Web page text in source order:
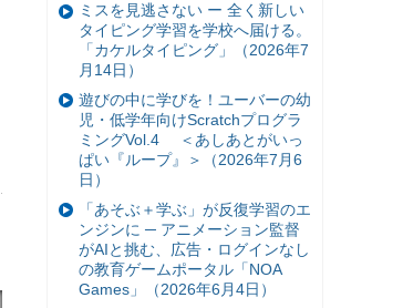
ミスを見逃さない ー 全く新しい
タイピング学習を学校へ届ける。
「カケルタイピング」（2026年7
月14日）
遊びの中に学びを！ユーバーの幼
児・低学年向けScratchプログラ
ミングVol.4 ＜あしあとがいっ
ぱい『ループ』＞（2026年7月6
日）
「あそぶ＋学ぶ」が反復学習のエ
ンジンに ─ アニメーション監督
がAIと挑む、広告・ログインなし
の教育ゲームポータル「NOA
Games」（2026年6月4日）